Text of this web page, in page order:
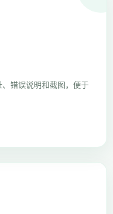
错误说明和截图，便于